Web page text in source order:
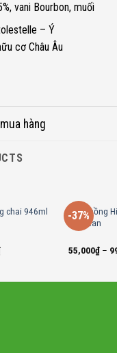
vani Bourbon, muối
– Ý
cơ Châu Âu
hàng
chai 946ml
-37%
Muối hồng
Pakistan
55,000₫–